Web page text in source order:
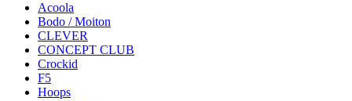
Acoola
Bodo / Moiton
CLEVER
CONCEPT CLUB
Crockid
F5
Hoops